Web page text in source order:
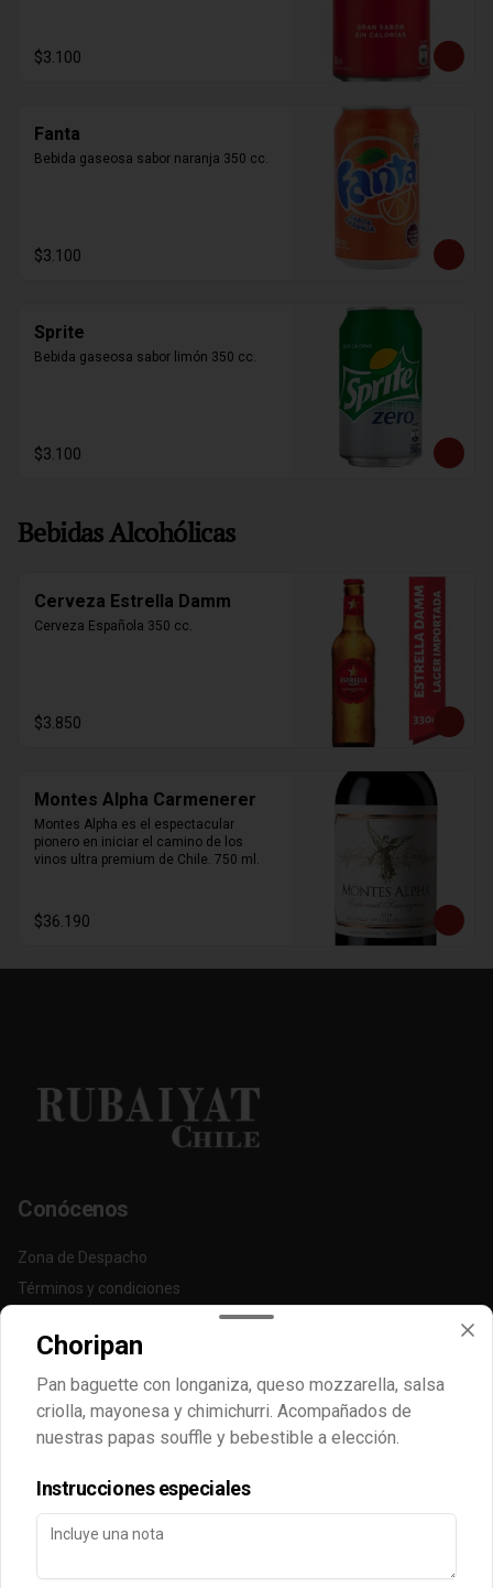
$3.100
Fanta
Bebida gaseosa sabor naranja 350 cc.
$3.100
Sprite
Bebida gaseosa sabor limón 350 cc.
$3.100
Bebidas Alcohólicas
Cerveza Estrella Damm
Cerveza Española 350 cc.
$3.850
Montes Alpha Carmenerer
Montes Alpha es el espectacular
pionero en iniciar el camino de los
vinos ultra premium de Chile. 750 ml.
$36.190
Conócenos
Zona de Despacho
Términos y condiciones
Redes sociales
Instagram
Facebook
Mi cuenta
Iniciar sesión
Choripan
Pan baguette con longaniza, queso mozzarella, salsa
criolla, mayonesa y chimichurri. Acompañados de
nuestras papas souffle y bebestible a elección.
Instrucciones especiales